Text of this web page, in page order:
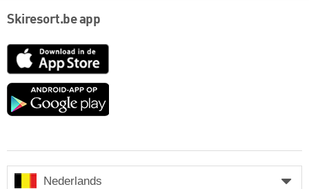
Skiresort.be app
App
Google
Nederlands